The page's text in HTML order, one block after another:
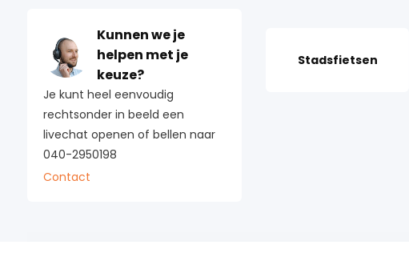
Kunnen we je
helpen met je
keuze?
Je kunt heel eenvoudig
rechtsonder in beeld een
livechat openen of bellen naar
040-2950198
Contact
Stadsfietsen